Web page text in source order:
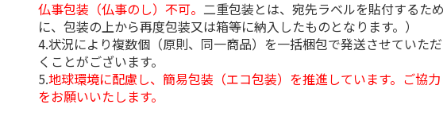
仏事包装（仏事のし）不可。 二重包装とは、宛先ラベルを貼付するため
に、包装の上から再度包装又は箱等に納入したものとなります。）
4.状況により複数個（原則、同一商品）を一括梱包で発送させていただ
くことがございます。
5.地球環境に配慮し、簡易包装（エコ包装）を推進しています。ご協力
をお願いいたします。